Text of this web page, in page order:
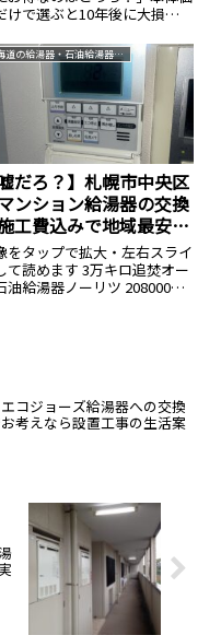
けで選ぶと10年後に大損す
ンニングコストの分岐点、交
事の隠れ費用、2025年最新
金まで徹底比較。絶対に後悔
い選び方を解説します。
北海道の給湯器・石油給湯器交換なら生活案内所
嘘だろ？】札幌市中央区
ンション給湯器の交換
工費込みで地域最安値
現します。
をタップで拡大・左右スライ
て読めます 3万キロ追焚オー
油給湯器ノーリツ 208000円
エコジョーズ給湯器への交換
考えなら設置工事の生活案